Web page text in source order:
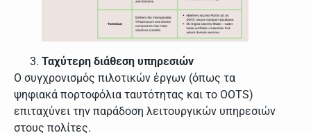
Ταχύτερη διάθεση υπηρεσιών
Ο συγχρονισμός πιλοτικών έργων (όπως τα
ψηφιακά πορτοφόλια ταυτότητας και το OOTS)
επιταχύνει την παράδοση λειτουργικών υπηρεσιών
στους πολίτες.